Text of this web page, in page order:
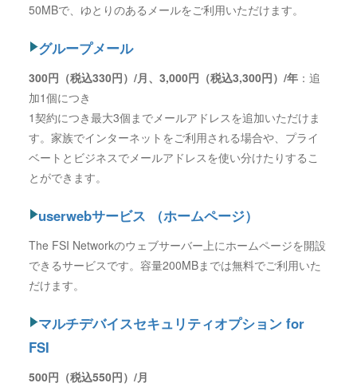
50MBで、ゆとりのあるメールをご利用いただけます。
グループメール
300円（税込330円）/月、3,000円（税込3,300円）/年：追
加1個につき
1契約につき最大3個までメールアドレスを追加いただけま
す。家族でインターネットをご利用される場合や、プライ
ベートとビジネスでメールアドレスを使い分けたりするこ
とができます。
userwebサービス （ホームページ）
The FSI Networkのウェブサーバー上にホームページを開設
できるサービスです。容量200MBまでは無料でご利用いた
だけます。
マルチデバイスセキュリティオプション for
FSI
500円（税込550円）/月